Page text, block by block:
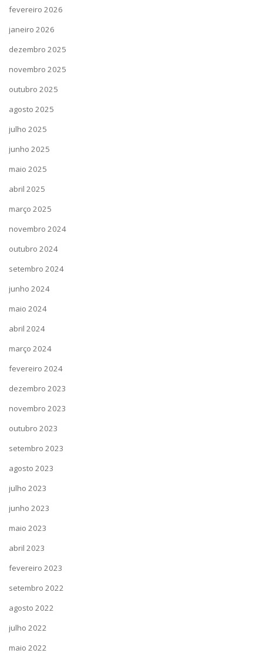
fevereiro 2026
janeiro 2026
dezembro 2025
novembro 2025
outubro 2025
agosto 2025
julho 2025
junho 2025
maio 2025
abril 2025
março 2025
novembro 2024
outubro 2024
setembro 2024
junho 2024
maio 2024
abril 2024
março 2024
fevereiro 2024
dezembro 2023
novembro 2023
outubro 2023
setembro 2023
agosto 2023
julho 2023
junho 2023
maio 2023
abril 2023
fevereiro 2023
setembro 2022
agosto 2022
julho 2022
maio 2022